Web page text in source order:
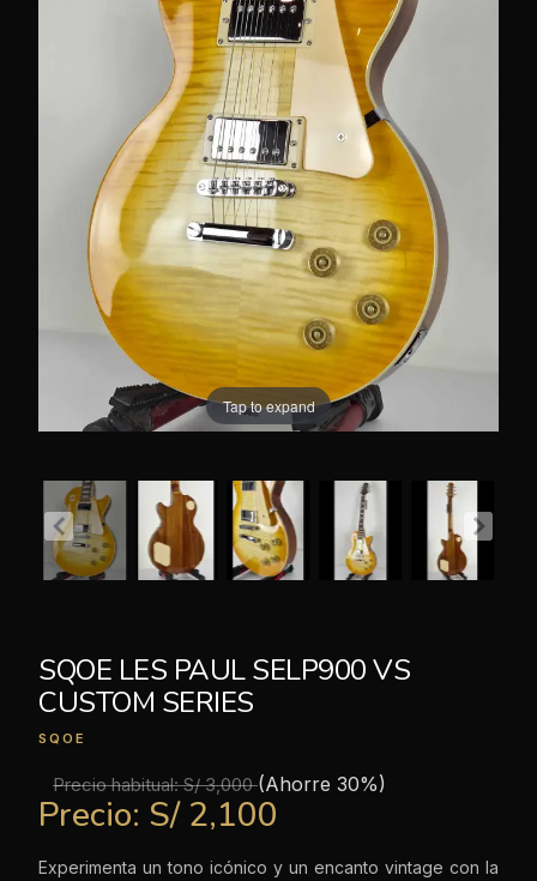
Tap to expand
SQOE LES PAUL SELP900 VS
CUSTOM SERIES
SQOE
Precio habitual:S/ 3,000(Ahorre 30%)
Precio: S/ 2,100
Experimenta un tono icónico y un encanto vintage con la